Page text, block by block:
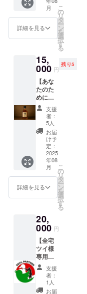
２丁目
２２−６
キャニ
オンプ
有効期
限2025
年12月
迄
序良俗
に反し
ないも
のに限
す。※書
しいお
名前を
備考欄
にお願
いしま
す。文
字のみ
可。）
多かっ
たた
め、発
注先と
相談し
てロッ
やして
もらい
まし
た。こ
れ以上
は掲載
スペー
ス的に
厳し
く、こ
れが最
後とな
りま
す。す
いませ
ん。単
価も少
ました
が特別
な存在
になっ
ていた
だけま
す。 会
員制は
廃止と
なりま
月
詳細を見る
こ
の
リ
タ
ー
ン
を
選
択
す
る
15,
000 円
残り5
【あな
たのた
めにボ
トルを
セレク
トしま
す】 峰
不動産
メン
バーが
あなた
の為に
セレク
トした
ボトル
キープ
ます。
※備考欄
に好み
のお飲
み物を
ご記入
くださ
い。
支援
者：
5人
お届
け予
定：
2025
年08
月
詳細を見る
こ
の
リ
タ
ー
ン
を
選
択
す
る
20,
000 円
【全宅
ツイ様
専用・
お礼の
メッ
セージ
を送り
支援
者：
1人
お届